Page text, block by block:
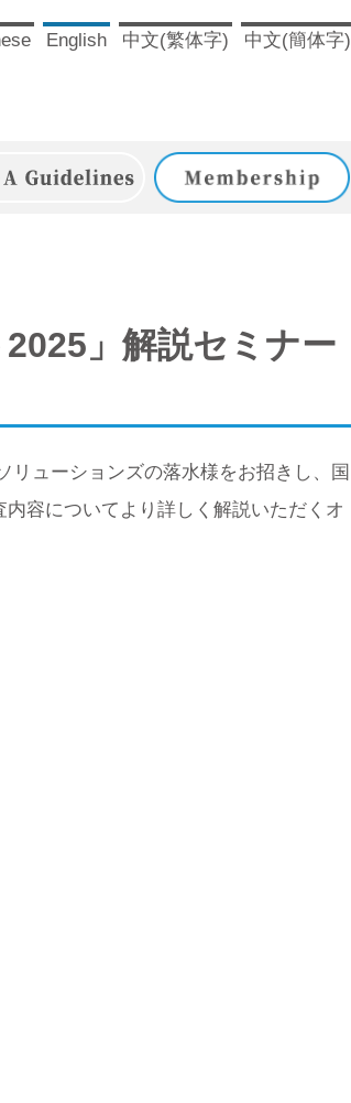
English 中文(繁体字) 中文(簡体字)
ガイドライン 入会のご案内
」解説セミナー
リューションズの落水様をお招きし、国
容についてより詳しく解説いただくオ